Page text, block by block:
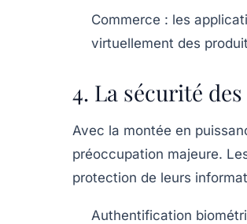
Commerce : les
virtuellement des
4. La sécurité
Avec la montée en
préoccupation majeure.
protection de leurs
Authentification